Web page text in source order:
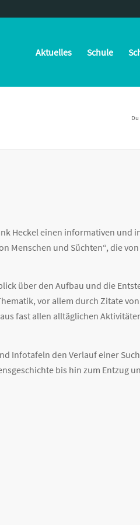
Aktuelles Schule
Heckel einen informativen und
Menschen und Süchten“, die
über den Aufbau und die
vor allem durch Zitate
fast allen alltäglichen
Infotafeln den Verlauf einer
bis hin zum Entzug